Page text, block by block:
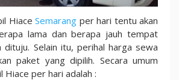
Hiace Semarang per hari tentu akan
lama dan berapa jauh tempat
dituju. Selain itu, perihal harga sewa
paket yang dipilih. Secara umum
Hiace per hari adalah :